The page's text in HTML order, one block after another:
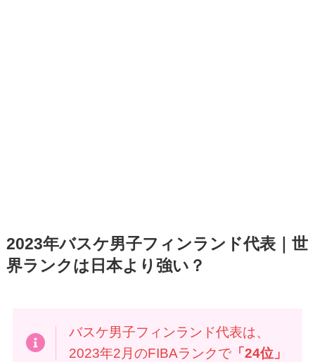
2023年バスケ男子フィンランド代表｜世
界ランクは日本より強い？
バスケ男子フィンランド代表は、
2023年2月のFIBAランクで「24位」